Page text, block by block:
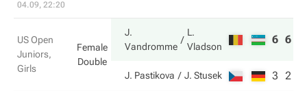
04.09, 22:20
US Open
Juniors,
Girls
Female
Double
J.
Vandromme
L.
Vladson
6 6
J. Pastikova J. Stusek 3 2